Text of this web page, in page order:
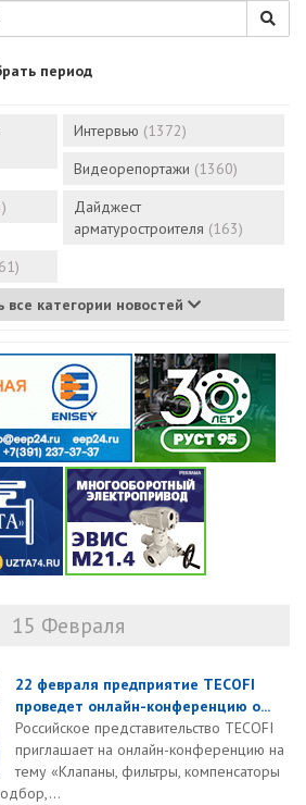
период
Интервью (1372)
Видеорепортажи (1360)
Дайджест
арматуростроителя (163)
все категории новостей
15 Февраля
22 февраля предприятие TECOFI
проведет онлайн-конференцию о...
Российское представительство TECOFI
приглашает на онлайн-конференцию на
тему «Клапаны, фильтры, компенсаторы